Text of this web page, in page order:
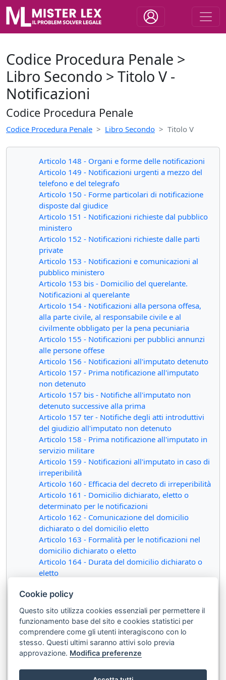
Codice Procedura Penale >
Libro Secondo > Titolo V -
Notificazioni
Codice Procedura Penale
Codice Procedura Penale Libro Secondo Titolo V
Articolo 148 - Organi e forme delle notificazioni
Articolo 149 - Notificazioni urgenti a mezzo del
telefono e del telegrafo
Articolo 150 - Forme particolari di notificazione
disposte dal giudice
Articolo 151 - Notificazioni richieste dal pubblico
ministero
Articolo 152 - Notificazioni richieste dalle parti
private
Articolo 153 - Notificazioni e comunicazioni al
pubblico ministero
Articolo 153 bis - Domicilio del querelante.
Notificazioni al querelante
Articolo 154 - Notificazioni alla persona offesa,
alla parte civile, al responsabile civile e al
civilmente obbligato per la pena pecuniaria
Articolo 155 - Notificazioni per pubblici annunzi
alle persone offese
Articolo 156 - Notificazioni all'imputato detenuto
Articolo 157 - Prima notificazione all'imputato
non detenuto
Articolo 157 bis - Notifiche all'imputato non
detenuto successive alla prima
Articolo 157 ter - Notifiche degli atti introduttivi
del giudizio all'imputato non detenuto
Articolo 158 - Prima notificazione all'imputato in
servizio militare
Articolo 159 - Notificazioni all'imputato in caso di
irreperibilità
Articolo 160 - Efficacia del decreto di irreperibilità
Articolo 161 - Domicilio dichiarato, eletto o
determinato per le notificazioni
Articolo 162 - Comunicazione del domicilio
dichiarato o del domicilio eletto
Articolo 163 - Formalità per le notificazioni nel
domicilio dichiarato o eletto
Articolo 164 - Durata del domicilio dichiarato o
eletto
o evaso
Articolo 166 - Notificazioni all'imputato interdetto
o infermo di mente
Articolo 167 - Notificazioni ad altri soggetti
Articolo 168 - Relazione di notificazione
Articolo 169 - Notificazioni all'imputato all'estero
Cookie policy
Questo sito utilizza cookies essenziali per permettere il
funzionamento base del sito e cookies statistici per
comprendere come gli utenti interagiscono con lo
stesso. Questi ultimi saranno attivi solo previa
approvazione. Modifica preferenze